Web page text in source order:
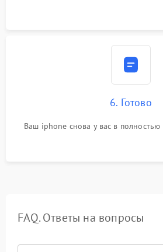
6. Готово
Ваш iphone снова у вас в полностью
FAQ. Ответы на вопросы